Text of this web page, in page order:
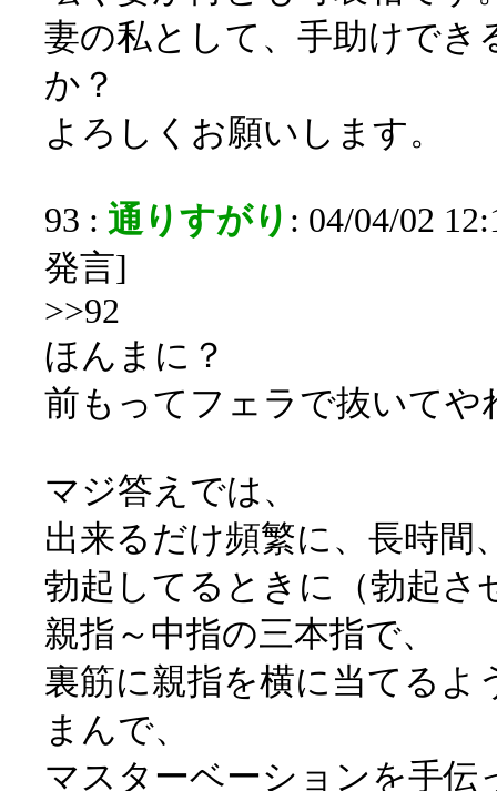
妻の私として、手助けでき
か？
よろしくお願いします。
93 : 通りすがり : 04/04/02
発言]
>>92
ほんまに？
前もってフェラで抜いてや
マジ答えでは、
出来るだけ頻繁に、長時間
勃起してるときに（勃起さ
親指～中指の三本指で、
裏筋に親指を横に当てるよ
まんで、
マスターベーションを手伝